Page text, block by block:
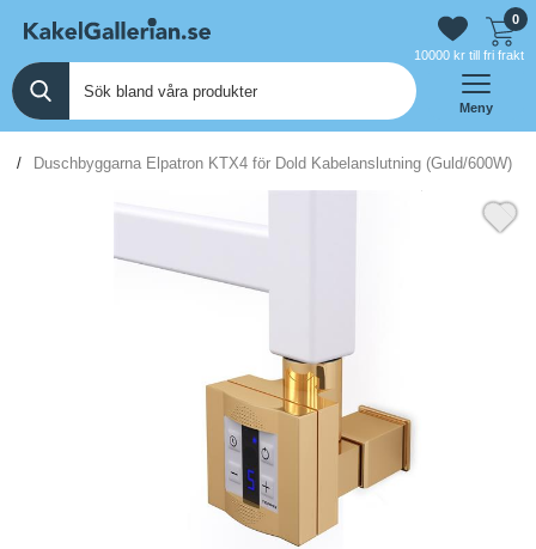
0
10000 kr till fri frakt
Meny
Duschbyggarna Elpatron KTX4 för Dold Kabelanslutning (Guld/600W)